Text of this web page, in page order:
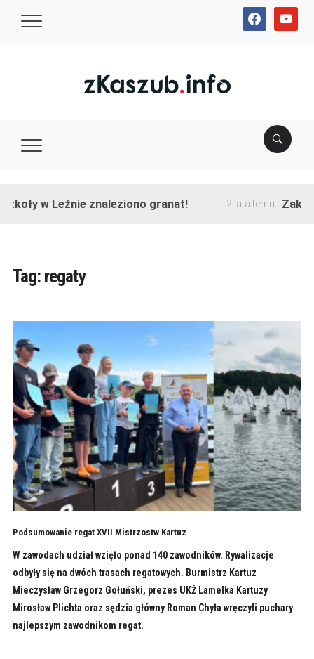
facebookyoutube
w Leźnie znaleziono granat! 2 lata temu
Tag: regaty
Podsumowanie regat XVII Mistrzostw Kartuz
W zawodach udział wzięło ponad 140 zawodników. Rywalizacje
odbyły się na dwóch trasach regatowych. Burmistrz Kartuz
Mieczysław Grzegorz Gołuński, prezes UKŻ Lamelka Kartuzy
Mirosław Plichta oraz sędzia główny Roman Chyła wręczyli puchary
najlepszym zawodnikom regat.